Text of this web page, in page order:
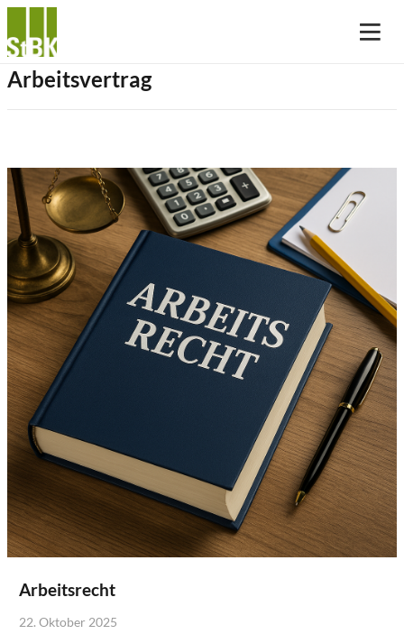
Arbeitsvertrag
Arbeitsrecht
22. Oktober 2025